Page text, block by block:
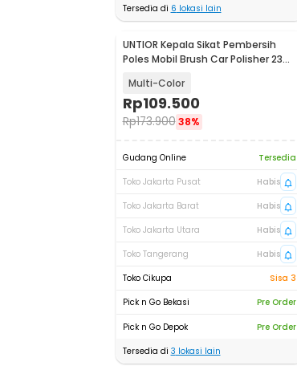
Tersedia di 6 lokasi lain
UNTIOR Kepala Sikat Pembersih
Poles Mobil Brush Car Polisher 23
Multi-Color
Rp109.500
Rp173.900 38%
Gudang Online
Tersedia
Toko Jakarta Pusat
Habis
Toko Jakarta Barat
Habis
Toko Jakarta Utara
Habis
Toko Tangerang
Habis
Toko Cikupa
Sisa 3
Pick n Go Bekasi
Pre Order
Pick n Go Depok
Pre Order
Tersedia di 3 lokasi lain